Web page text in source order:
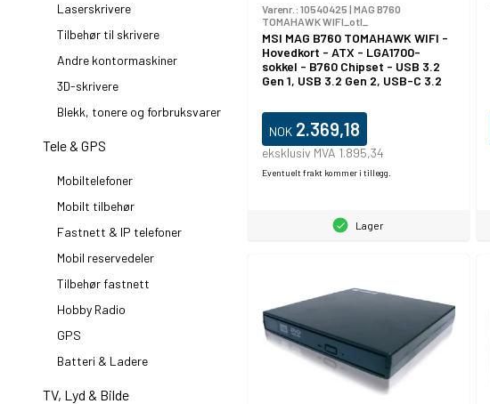
Laserskrivere
Tilbehør til skrivere
Andre kontormaskiner
3D-skrivere
Blekk, tonere og forbruksvarer
Tele & GPS
Mobiltelefoner
Mobilt tilbehør
Fastnett & IP telefoner
Mobil reservedeler
Tilbehør fastnett
Hobby Radio
GPS
Batteri & Ladere
TV, Lyd & Bilde
Varenr.: 10540425 | MAG B760
TOMAHAWK WIFI_otl_
MSI MAG B760 TOMAHAWK WIFI -
Hovedkort - ATX - LGA1700-
sokkel - B760 Chipset - USB 3.2
Gen 1, USB 3.2 Gen 2, USB-C 3.2
Gigabit LAN, Wi-Fi 6E, Bluetooth -
innbygd grafikk (CPU kreves) -
HD-lyd (8-kanalers)
NOK 2.369,18
eksklusiv MVA 1.895,34
Eventuelt frakt kommer i tillegg.
Lager